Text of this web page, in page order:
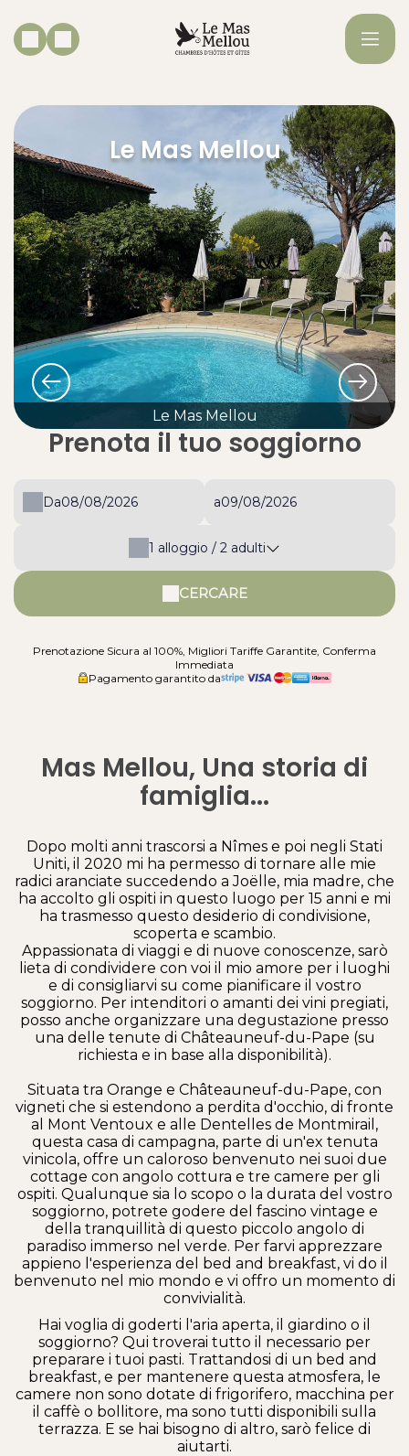
Le Mas Mellou
Le Mas Mellou
Prenota il tuo soggiorno
Da a
1 alloggio / 2 adulti
CERCARE
Prenotazione Sicura al 100%, Migliori Tariffe Garantite, Conferma
Immediata
Pagamento garantito da
Mas Mellou, Una storia di
famiglia...
Dopo molti anni trascorsi a Nîmes e poi negli Stati
Uniti, il 2020 mi ha permesso di tornare alle mie
radici aranciate succedendo a Joëlle, mia madre, che
ha accolto gli ospiti in questo luogo per 15 anni e mi
ha trasmesso questo desiderio di condivisione,
scoperta e scambio.
Appassionata di viaggi e di nuove conoscenze, sarò
lieta di condividere con voi il mio amore per i luoghi
e di consigliarvi su come pianificare il vostro
soggiorno. Per intenditori o amanti dei vini pregiati,
posso anche organizzare una degustazione presso
una delle tenute di Châteauneuf-du-Pape (su
richiesta e in base alla disponibilità).
Situata tra Orange e Châteauneuf-du-Pape, con
vigneti che si estendono a perdita d'occhio, di fronte
al Mont Ventoux e alle Dentelles de Montmirail,
questa casa di campagna, parte di un'ex tenuta
vinicola, offre un caloroso benvenuto nei suoi due
cottage con angolo cottura e tre camere per gli
ospiti. Qualunque sia lo scopo o la durata del vostro
soggiorno, potrete godere del fascino vintage e
della tranquillità di questo piccolo angolo di
paradiso immerso nel verde. Per farvi apprezzare
appieno l'esperienza del bed and breakfast, vi do il
benvenuto nel mio mondo e vi offro un momento di
convivialità.
Hai voglia di goderti l'aria aperta, il giardino o il
soggiorno? Qui troverai tutto il necessario per
preparare i tuoi pasti. Trattandosi di un bed and
breakfast, e per mantenere questa atmosfera, le
camere non sono dotate di frigorifero, macchina per
il caffè o bollitore, ma sono tutti disponibili sulla
terrazza. E se hai bisogno di altro, sarò felice di
aiutarti.